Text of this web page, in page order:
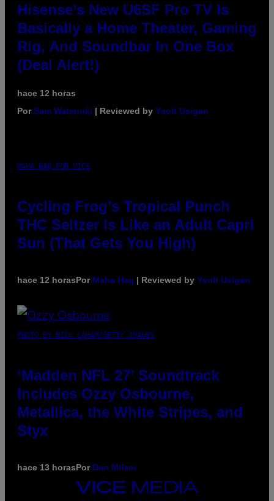
Hisense’s New U6SF Pro TV Is
Basically a Home Theater, Gaming
Rig, And Soundbar In One Box
(Deal Alert!)
hace 12 horas
PorSam Watanuki | Reviewed by Ysolt Usigan
MAHA HAQ FOR VICE
Cycling Frog’s Tropical Punch
THC Seltzer Is Like an Adult Capri
Sun (That Gets You High)
hace 12 horasPor Maha Haq | Reviewed by Ysolt Usigan
PHOTO BY NICK LAHAM/GETTY IMAGES
‘Madden NFL 27’ Soundtrack
Includes Ozzy Osbourne,
Metallica, the White Stripes, and
Styx
hace 13 horasPor Dan Milam
VICE
MEDIA